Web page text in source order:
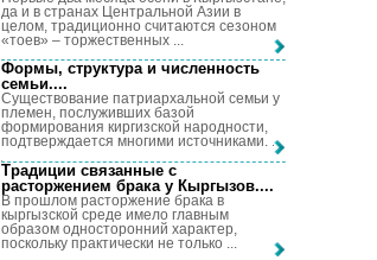
да и в странах Центральной Азии в
целом, традиционно считаются сезоном
«тоев» – торжественных ...
Формы, структура и численность
семьи....
Существование патриархальной семьи у
племен, послуживших базой
формирования киргизской народности,
подтверждается многими источниками. ...
Традиции связанные с
расторжением брака у Кыргызов....
В прошлом расторжение брака в
кыргызской среде имело главным
образом односторонний характер,
поскольку практически не только ...